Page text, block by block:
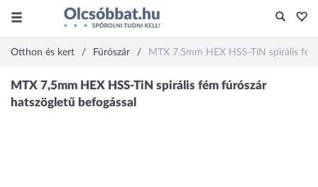
Otthon és kert Fúrószár MTX 7,5mm HEX HSS-TiN spirális